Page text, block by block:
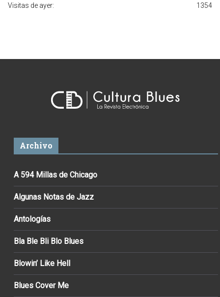
1354
Visitas de ayer:
Archivo
A 594 Millas de Chicago
Algunas Notas de Jazz
Antologías
Bla Ble Bli Blo Blues
Blowin’ Like Hell
Blues Cover Me